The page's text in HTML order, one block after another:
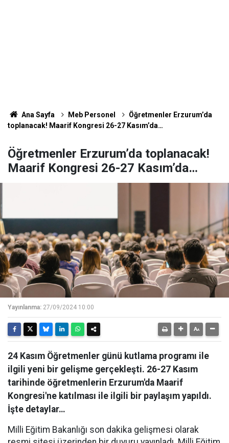
Ana Sayfa Meb Personel
Öğretmenler Erzurum’da
toplanacak! Maarif Kongresi 26-27 Kasım’da…
Öğretmenler Erzurum’da toplanacak!
Maarif Kongresi 26-27 Kasım’da…
Yayınlanma: 27/09/2024 10:00
24 Kasım Öğretmenler günü kutlama programı ile
ilgili yeni bir gelişme gerçekleşti. 26-27 Kasım
tarihinde öğretmenlerin Erzurum'da Maarif
Kongresi'ne katılması ile ilgili bir paylaşım yapıldı.
İşte detaylar…
Milli Eğitim Bakanlığı son dakika gelişmesi olarak